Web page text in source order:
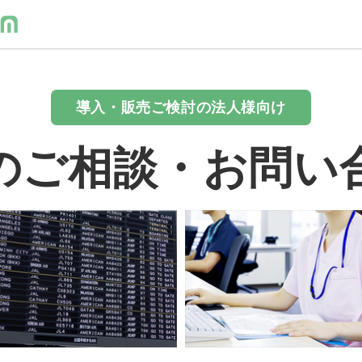
導入・販売ご検討の法人様向け
ご相談・お問い